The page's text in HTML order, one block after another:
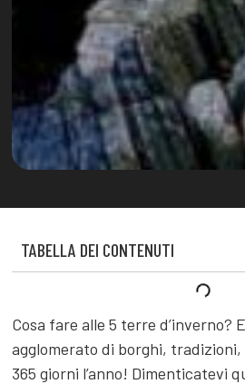
TABELLA DEI CONTENUTI
Cosa fare alle 5 terre d’inverno?
agglomerato di borghi, tradizioni,
365 giorni l’anno! Dimenticatevi